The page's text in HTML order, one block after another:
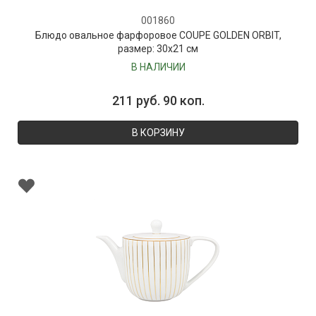
001860
Блюдо овальное фарфоровое COUPE GOLDEN ORBIT,
размер: 30х21 см
В НАЛИЧИИ
211 руб. 90 коп.
В КОРЗИНУ